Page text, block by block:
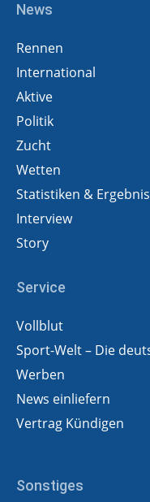
News
Rennen
International
Aktive
Politik
Zucht
Wetten
Statistiken &
Interview
Story
Service
Vollblut
Sport-Welt – Die
Werben
News einliefern
Vertrag Kündigen
Sonstiges